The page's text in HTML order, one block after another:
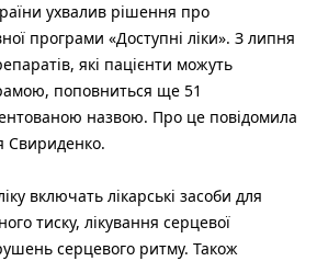
ухвалив рішення про
програми «Доступні ліки». З липня
які пацієнти можуть
поповниться ще 51
назвою. Про це повідомила
Свириденко.
включать лікарські засоби для
тиску, лікування серцевої
серцевого ритму. Також